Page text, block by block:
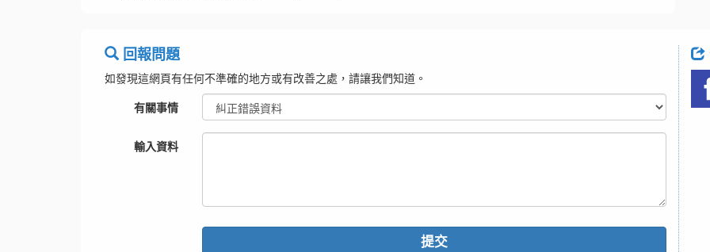
回報問題
如發現這網頁有任何不準確的地方或有改善之處，請讓我們知道。
有關事情
輸入資料
提交